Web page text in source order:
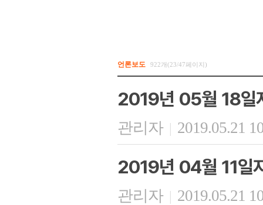
언론보도 922개(23/47페이지)
2019년 05월 18일
관리자 | 2019.05.21
2019년 04월 11일
관리자 | 2019.05.21